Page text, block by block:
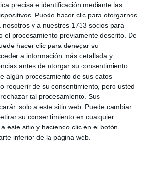
precisa e identificación mediante las
Puede hacer clic para otorgarnos
nosotros y a nuestros 1733 socios para
el procesamiento previamente descrito. De
hacer clic para denegar su
a información más detallada y
antes de otorgar su consentimiento.
algún procesamiento de sus datos
requerir de su consentimiento, pero usted
tal procesamiento. Sus
solo a este sitio web. Puede cambiar
su consentimiento en cualquier
este sitio y haciendo clic en el botón
inferior de la página web.
y Dirección de Empresas
la Administración Pública